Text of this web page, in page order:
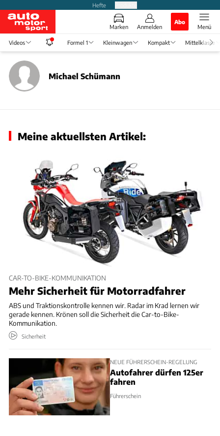
Hefte
Marken Anmelden
Abo
Menü
Videos Formel 1 Kleinwagen Kompakt Mittelklasse
Michael Schümann
Meine aktuellsten Artikel:
CAR-TO-BIKE-KOMMUNIKATION
Mehr Sicherheit für Motorradfahrer
ABS und Traktionskontrolle kennen wir. Radar im Krad lernen wir
gerade kennen. Krönen soll die Sicherheit die Car-to-Bike-
Kommunikation.
Sicherheit
NEUE FÜHRERSCHEIN-REGELUNG
Autofahrer dürfen 125er
fahren
Führerschein